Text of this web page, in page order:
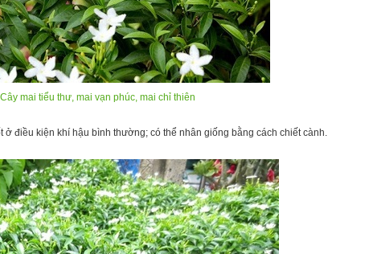
Cây mai tiểu thư, mai vạn phúc, mai chỉ thiên
điều kiện khí hậu bình thường; có thể nhân giống bằng cách chiết cành.